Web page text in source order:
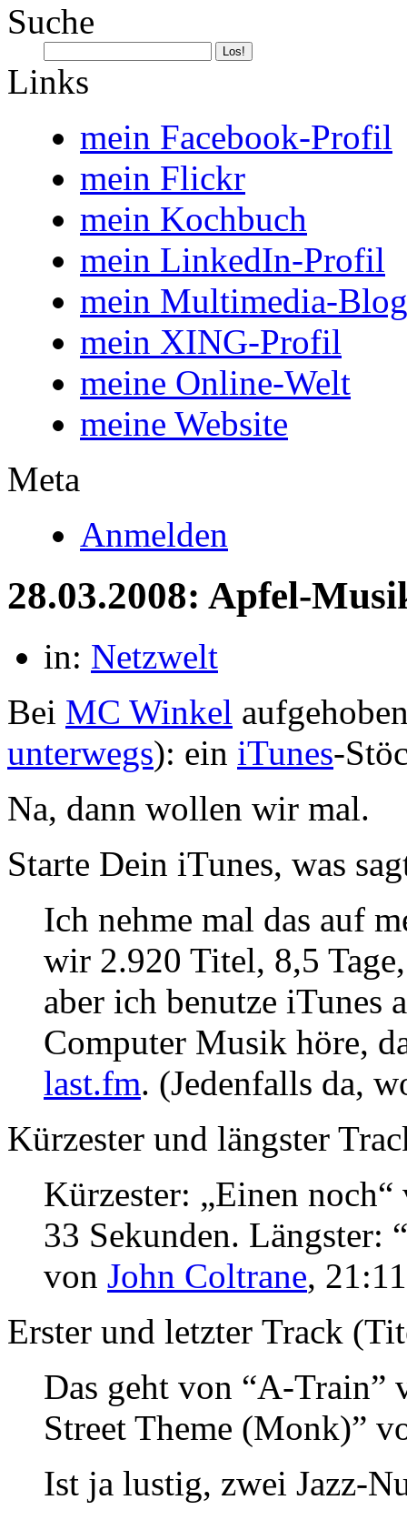
Suche
Links
mein Facebook-Profil
mein Flickr
mein Kochbuch
mein LinkedIn-Profil
mein Multimedia-Blog
mein XING-Profil
meine Online-Welt
meine Website
Meta
Anmelden
28.03.2008: Apfel-
in: Netzwelt
Bei MC Winkel
unterwegs): ein iTunes-
Na, dann wollen wir mal.
Starte Dein iTunes, was
Ich nehme mal das auf
wir 2.920 Titel, 8,5
aber ich benutze iTunes
Computer Musik höre,
last.fm. (Jedenfalls da,
Kürzester und längster
Kürzester: „Einen
33 Sekunden. Längster:
von John Coltrane,
Erster und letzter Track
Das geht von “A-Train”
Street Theme (Monk)”
Ist ja lustig, zwei Jazz-